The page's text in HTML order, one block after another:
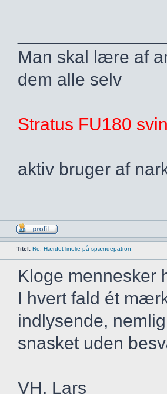
Man skal lære af
dem alle selv
Stratus FU180
aktiv bruger af
Titel: Re: Hærdet linolie på spændepatron
Kloge mennesker
I hvert fald ét
indlysende,
snasket uden
VH, Lars